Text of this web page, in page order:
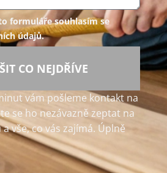
formuláře souhlasím se
údajů.
CO NEJDŘÍVE
vám pošleme kontakt na
se ho nezávazně zeptat na
vše, co vás zajímá. Úplně